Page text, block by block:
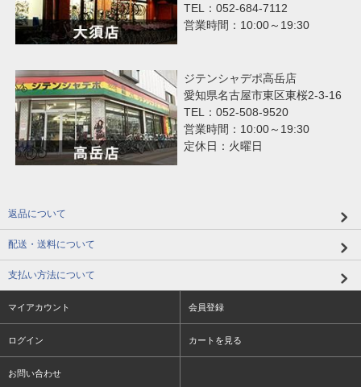
TEL：052-684-7112
営業時間：10:00～19:30
ジテンシャデポ高岳店
愛知県名古屋市東区東桜2-3-16
TEL：052-508-9520
営業時間：10:00～19:30
定休日：火曜日
返品について
配送・送料について
支払い方法について
マイアカウント 会員登録
ログイン カートを見る
お問い合わせ